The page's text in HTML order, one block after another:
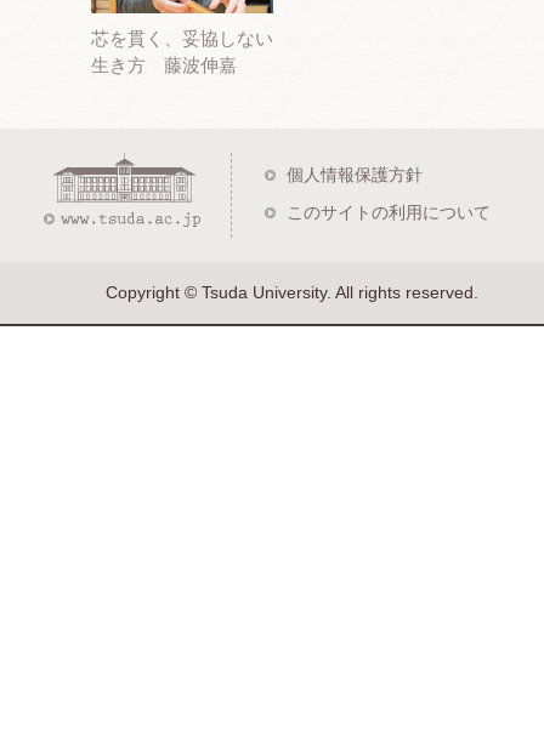
芯を貫く、妥協しない
生き方 藤波伸嘉
個人情報保護方針
このサイトの利用について
Copyright © Tsuda University. All rights reserved.